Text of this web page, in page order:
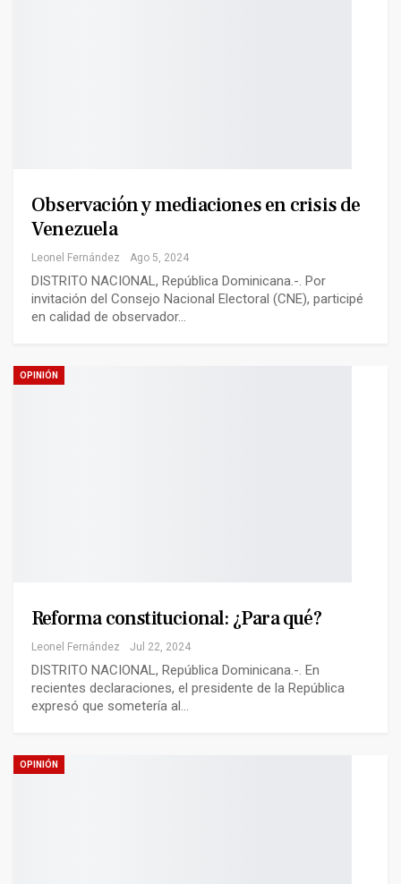
Observación y mediaciones en crisis de
Venezuela
Leonel Fernández Ago 5, 2024
DISTRITO NACIONAL, República Dominicana.-. Por
invitación del Consejo Nacional Electoral (CNE), participé
en calidad de observador…
OPINIÓN
Reforma constitucional: ¿Para qué?
Leonel Fernández Jul 22, 2024
DISTRITO NACIONAL, República Dominicana.-. En
recientes declaraciones, el presidente de la República
expresó que sometería al…
OPINIÓN